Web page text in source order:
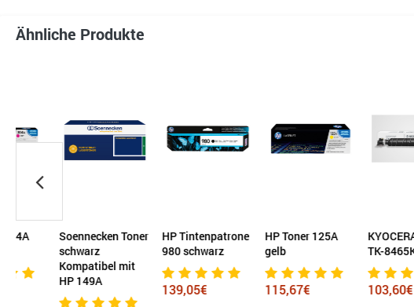
Ähnliche Produkte
Soennecken Toner
schwarz
Kompatibel mit
HP 149A
HP Tintenpatrone
980 schwarz
139,05€
HP Toner 125A
115,67€
KYOCERA Toner
TK-8465K
103,60€